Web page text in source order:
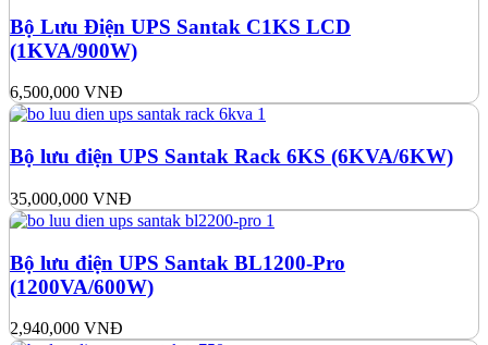
Bộ Lưu Điện UPS Santak C1KS LCD
(1KVA/900W)
6,500,000 VNĐ
Bộ lưu điện UPS Santak Rack 6KS (6KVA/6KW)
35,000,000 VNĐ
Bộ lưu điện UPS Santak BL1200-Pro
(1200VA/600W)
2,940,000 VNĐ